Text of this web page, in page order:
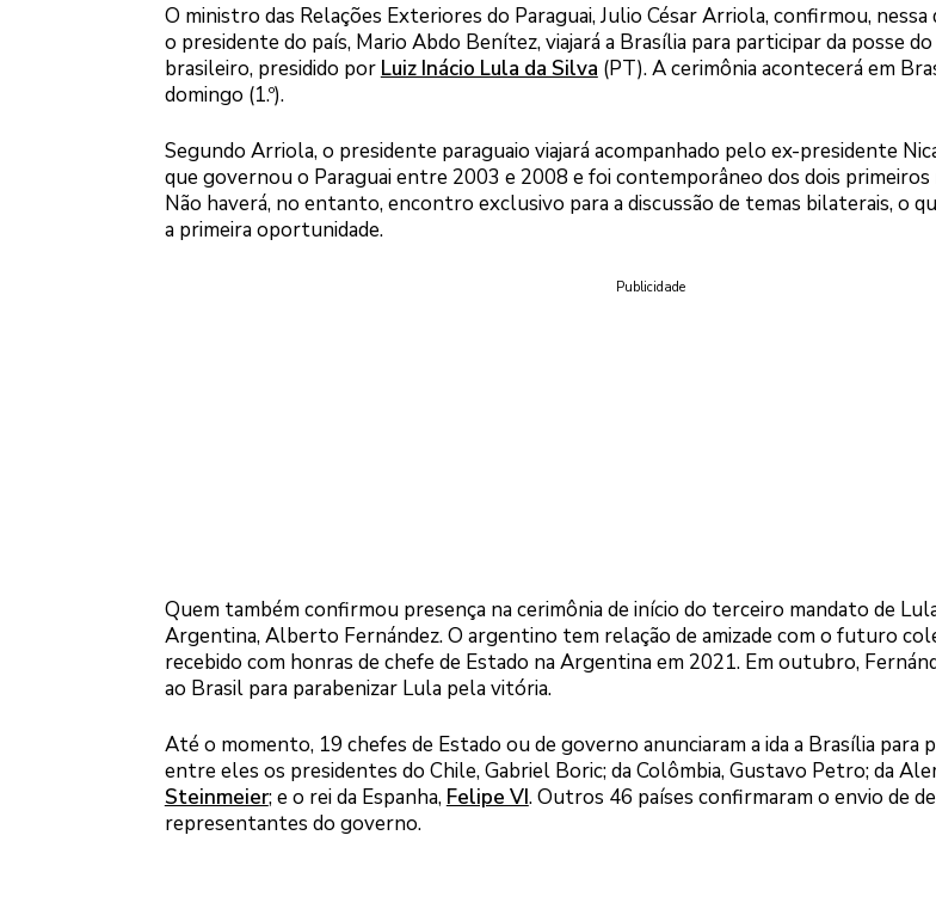
O ministro das Relações Exteriores do Paraguai, Julio César Arriola, confirmou,
o presidente do país, Mario Abdo Benítez, viajará a Brasília para participar da posse
brasileiro, presidido por Luiz Inácio Lula da Silva (PT). A cerimônia acontecerá em
domingo (1.º).
Segundo Arriola, o presidente paraguaio viajará acompanhado pelo ex-presidente
que governou o Paraguai entre 2003 e 2008 e foi contemporâneo dos dois primeiros
Não haverá, no entanto, encontro exclusivo para a discussão de temas bilaterais, o
a primeira oportunidade.
Publicidade
Quem também confirmou presença na cerimônia de início do terceiro mandato de
Argentina, Alberto Fernández. O argentino tem relação de amizade com o futuro
recebido com honras de chefe de Estado na Argentina em 2021. Em outubro,
ao Brasil para parabenizar Lula pela vitória.
Até o momento, 19 chefes de Estado ou de governo anunciaram a ida a Brasília para
entre eles os presidentes do Chile, Gabriel Boric; da Colômbia, Gustavo Petro; da
Steinmeier; e o rei da Espanha, Felipe VI. Outros 46 países confirmaram o envio de
representantes do governo.